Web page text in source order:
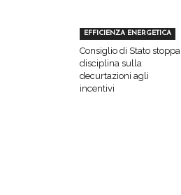
EFFICIENZA ENERGETICA
Consiglio di Stato stoppa
disciplina sulla
decurtazioni agli
incentivi